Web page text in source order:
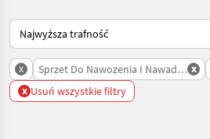
Tak sortuje się na Landwirt.com
x Sprzet Do Nawozenia I Nawadniania
x
x Usuń wszystkie filtry